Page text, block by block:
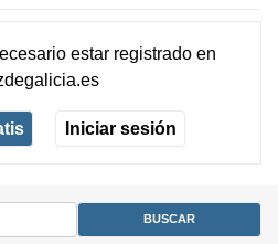
estar registradoen
Iniciar sesión